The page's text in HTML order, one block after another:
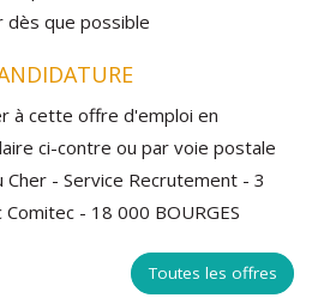
dès que possible
à cette offre d'emploi en
ci-contre ou par voie postale
Cher - Service Recrutement - 3
- 18 000 BOURGES
Toutes les offres